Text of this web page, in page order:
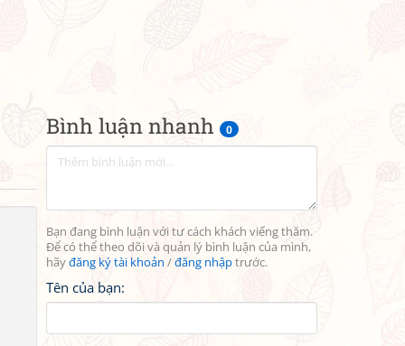
Bình luận nhanh 0
Bạn đang bình luận với tư cách khách viếng thăm.
Để có thể theo dõi và quản lý bình luận của mình,
hãyđăng ký tài khoản /đăng nhậptrước.
Tên của bạn: